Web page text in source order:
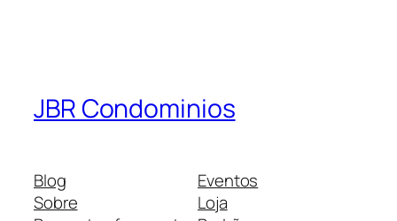
JBR Condominios
Blog
Sobre
Eventos
Loja